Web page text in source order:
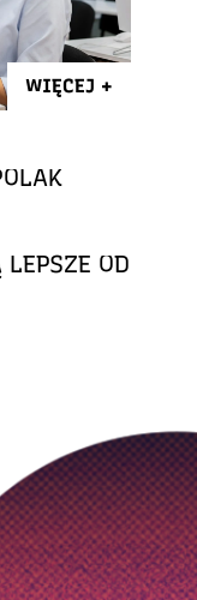
WIĘCEJ +
LEPSZE OD